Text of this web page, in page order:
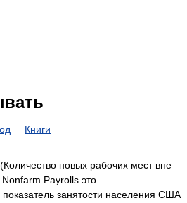
Книги
новых рабочих мест вне
Nonfarm Payrolls это
занятости населения США